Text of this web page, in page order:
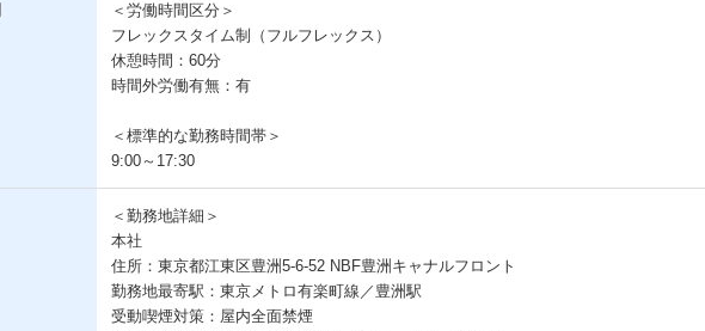
＜労働時間区分＞
フレックスタイム制（フルフレックス）
休憩時間：60分
時間外労働有無：有
＜標準的な勤務時間帯＞
9:00～17:30
＜勤務地詳細＞
本社
住所：東京都江東区豊洲5-6-52 NBF豊洲キャナルフロント
勤務地最寄駅：東京メトロ有楽町線／豊洲駅
受動喫煙対策：屋内全面禁煙